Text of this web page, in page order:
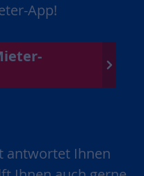
App!
antwortet Ihnen